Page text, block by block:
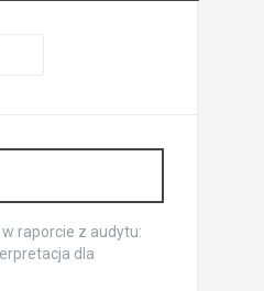
raporcie z audytu:
dla